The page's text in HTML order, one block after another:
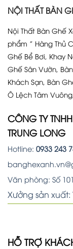
NỘI THẤT BÀN
Nội Thất Bàn Ghế
phẩm ” Hàng Thủ
Ghế Bể Bơi, Khay
Ghế Sân Vườn,
Khách Sạn, Bàn
Ô Lệch Tâm
CÔNG TY
TRUNG LONG
Hotline: 0933 243
Văn phòng: Số
Xưởng sản xuất:
HỖ TRỢ